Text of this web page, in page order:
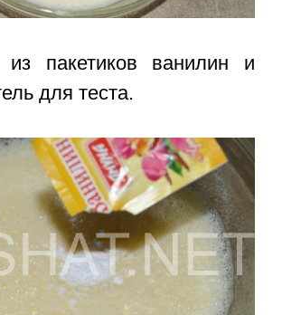
из пакетиков ванилин и
для теста.